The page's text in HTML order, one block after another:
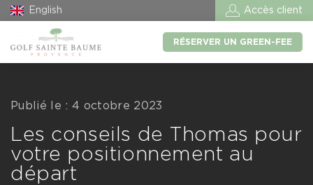
English Accès client
RÉSERVER UN GREEN-FEE
Publié le : 4 octobre 2023
Les conseils de Thomas pour
votre positionnement au
départ